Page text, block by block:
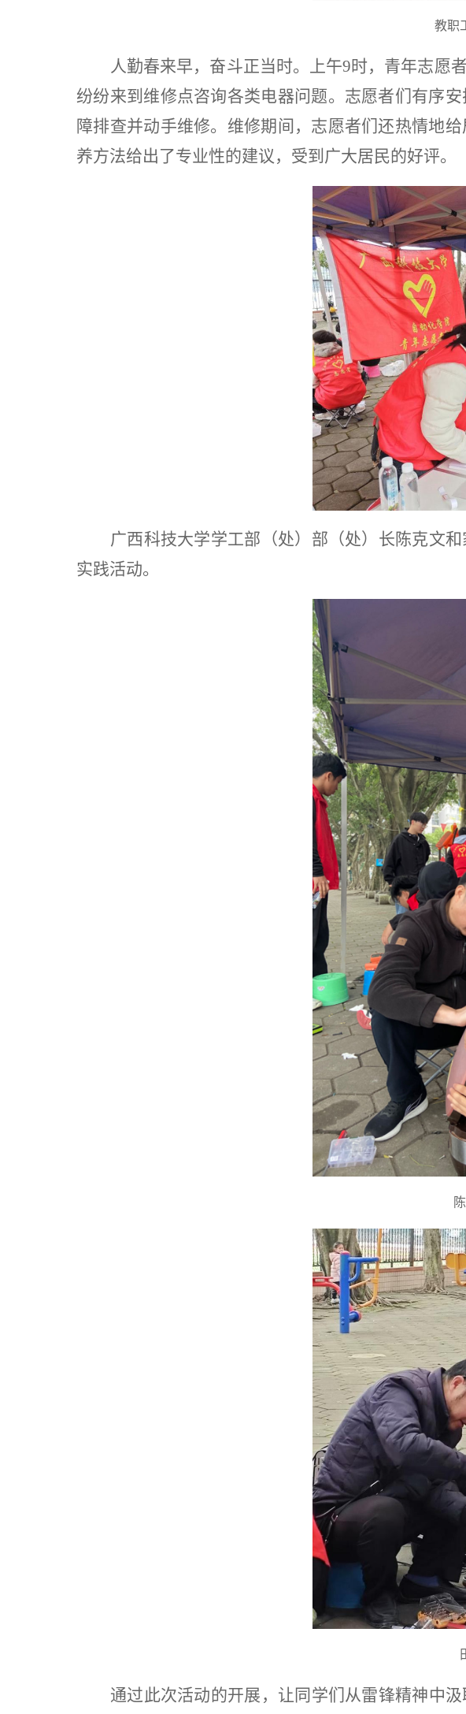
教职
人勤春来早，奋斗正当时。上午9时，青年志愿
纷纷来到维修点咨询各类电器问题。志愿者们有序
障排查并动手维修。维修期间，志愿者们还热情地
养方法给出了专业性的建议，受到广大居民的好评。
广西科技大学学工部（处）部（处）长陈克文
实践活动。
通过此次活动的开展，让同学们从雷锋精神中